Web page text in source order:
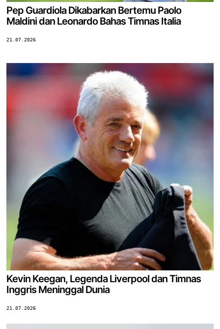
Pep Guardiola Dikabarkan Bertemu Paolo
Maldini dan Leonardo Bahas Timnas Italia
21.07.2026
Kevin Keegan, Legenda Liverpool dan Timnas
Inggris Meninggal Dunia
21.07.2026